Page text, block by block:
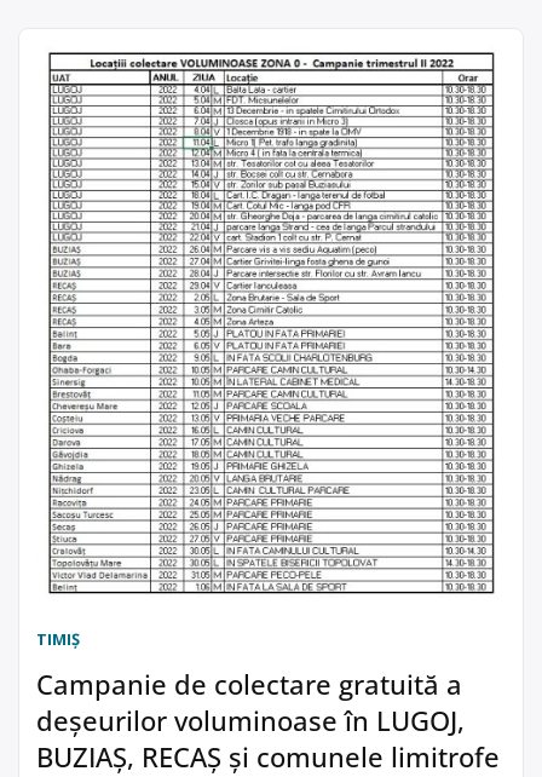
TIMIŞ
Campanie de colectare gratuită a
deșeurilor voluminoase în LUGOJ,
BUZIAȘ, RECAȘ și comunele limitrofe